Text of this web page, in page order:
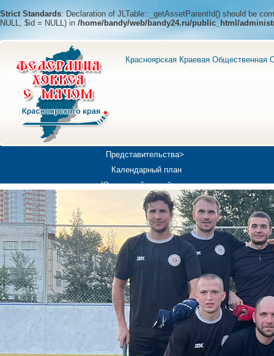
Strict Standards: Declaration of JLTable::_getAssetParentId() should be
NULL, $id = NULL) in /home/bandy/web/bandy24.ru/public_html/
Красноярская Краевая Общественная
Представительства>
Календарный план
Юношеский хоккей>
Медиа>